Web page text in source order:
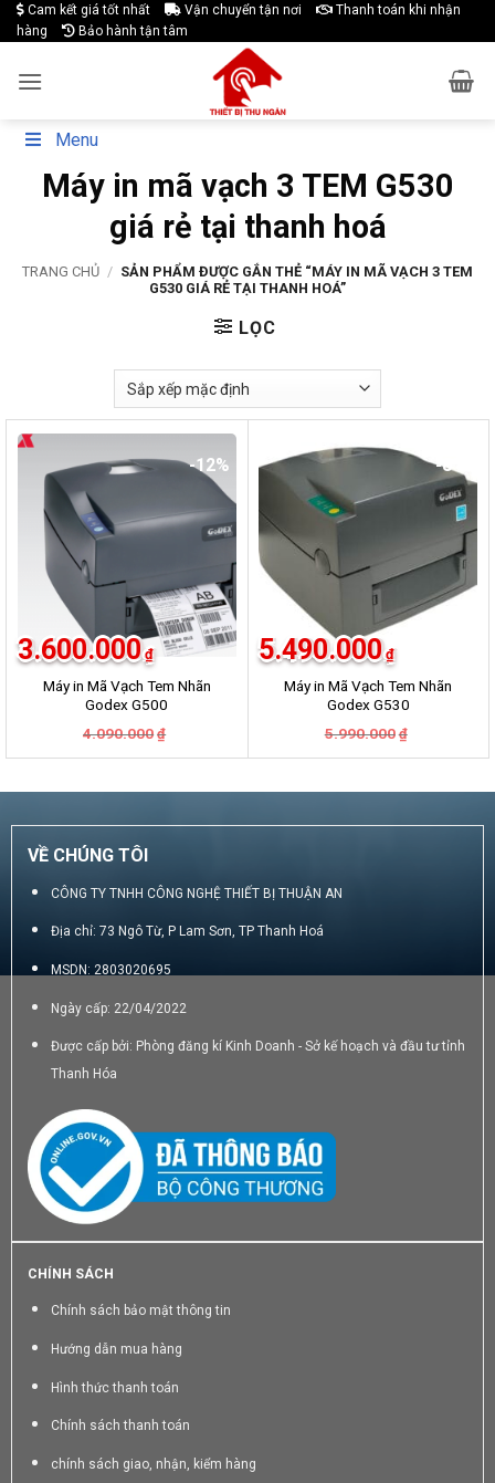
Skip
to
Cam kết giá tốt nhất Vận chuyển tận nơi
Thanh toán khi nhận
hàng
Bảo hành tận tâm
Menu
Máy in mã vạch 3 TEM G530
giá rẻ tại thanh hoá
TRANG CHỦ / SẢN PHẨM ĐƯỢC GẮN THẺ “MÁY IN MÃ VẠCH 3 TEM
G530 GIÁ RẺ TẠI THANH HOÁ”
LỌC
-12%
Máy in Mã Vạch Tem Nhãn
Godex G500
4.090.000 ₫
là:
3.600.000 ₫
tại
3.600.000₫.
-8%
Máy in Mã Vạch Tem Nhãn
Godex G530
5.990.000 ₫
là:
5.490.000 ₫
tại
5.490.000₫.
VỀ CHÚNG TÔI
CÔNG TY TNHH CÔNG NGHỆ THIẾT BỊ THUẬN AN
Địa chỉ: 73 Ngô Từ, P Lam Sơn, TP Thanh Hoá
MSDN: 2803020695
Ngày cấp: 22/04/2022
Được cấp bởi: Phòng đăng kí Kinh Doanh - Sở kế hoạch và đầu tư tỉnh
Thanh Hóa
CHÍNH SÁCH
Chính sách bảo mật thông tin
Hướng dẫn mua hàng
Hình thức thanh toán
Chính sách thanh toán
chính sách giao, nhận, kiểm hàng